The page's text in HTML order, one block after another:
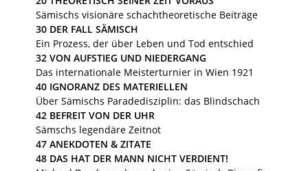
Sämischs visionäre schachtheoretische Beiträge
30 DER FALL SÄMISCH
Ein Prozess, der über Leben und Tod entschied
32 VON AUFSTIEG UND NIEDERGANG
Das internationale Meisterturnier in Wien 1921
40 IGNORANZ DES MATERIELLEN
Über Sämischs Paradedisziplin: das Blindschach
42 BEFREIT VON DER UHR
Sämschs legendäre Zeitnot
47 ANEKDOTEN & ZITATE
48 DAS HAT DER MANN NICHT VERDIENT!